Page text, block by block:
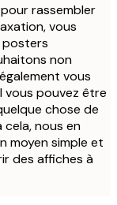
rassembler
vous
non
vous
vous pouvez être
chose de
nous en
moyen simple et
des affiches à